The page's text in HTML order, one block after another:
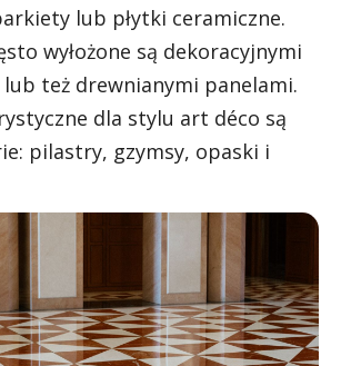
lub płytki ceramiczne.
wyłożone są dekoracyjnymi
też drewnianymi panelami.
dla stylu art déco są
pilastry, gzymsy, opaski i